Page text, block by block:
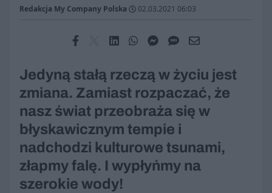
Redakcja My Company Polska 02.03.2021 06:03
Jedyną stałą rzeczą w życiu jest
zmiana. Zamiast rozpaczać, że
nasz świat przeobraża się w
błyskawicznym tempie i
nadchodzi kulturowe tsunami,
złapmy falę. I wypłyńmy na
szerokie wody!